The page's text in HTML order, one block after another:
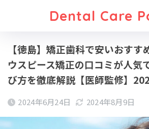
Dental Care
【徳島】矯正歯科で安いおすす
ウスピース矯正の口コミが人気
び方を徹底解説【医師監修】
2024年6月24日 2024年8月9日